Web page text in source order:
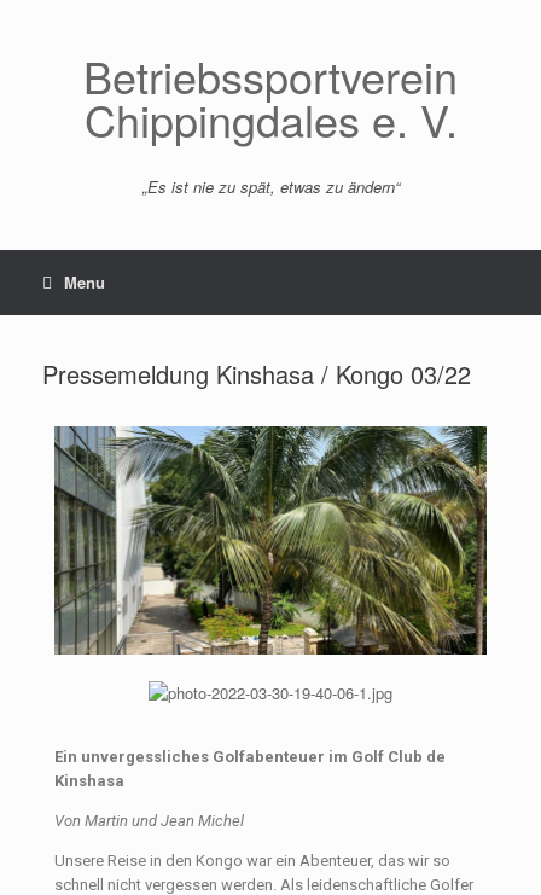
Betriebssportverein
Chippingdales e. V.
„Es ist nie zu spät, etwas zu ändern“
Menu
Pressemeldung Kinshasa / Kongo 03/22
Ein unvergessliches Golfabenteuer im Golf Club de
Kinshasa
Von Martin und Jean Michel
Unsere Reise in den Kongo war ein Abenteuer, das wir so
schnell nicht vergessen werden. Als leidenschaftliche Golfer